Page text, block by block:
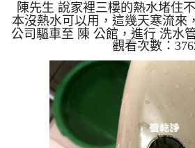
路 清洗水管
陳先生 說家裡三樓的熱水堵住
本沒熱水可以用，這幾天寒流來
公司驅車至 陳 公館，進行 洗水
發現，本公司架起 高周波水管
水 至管路裡面，等了約15分，
動 螺旋波 模式，一開始就噴出
洗越多源源不絕，還一直噴出鏽
兩個小時後， 水量恢復正常了
洗了!! 如是自來水，如水管老化
堆積，洗出來的水就會是咖啡
錳，管壁上會結
觀看次數：